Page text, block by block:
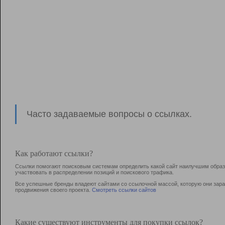
Часто задаваемые вопросы о ссылках.
Как работают ссылки?
Ссылки помогают поисковым системам определить какой сайт наилучшим
участвовать в раcпределении позиций и поискового трафика.
Все успешные бренды владеют сайтами со ссылочной массой, которую они
продвижения своего проекта. Смотреть ссылки сайтов
Какие существуют инструменты для покупки ссылок?